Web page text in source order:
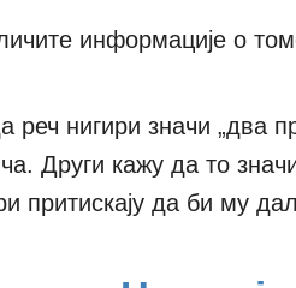
информације о
реч нигири значи „два
Други кажу да то
притискају да би му